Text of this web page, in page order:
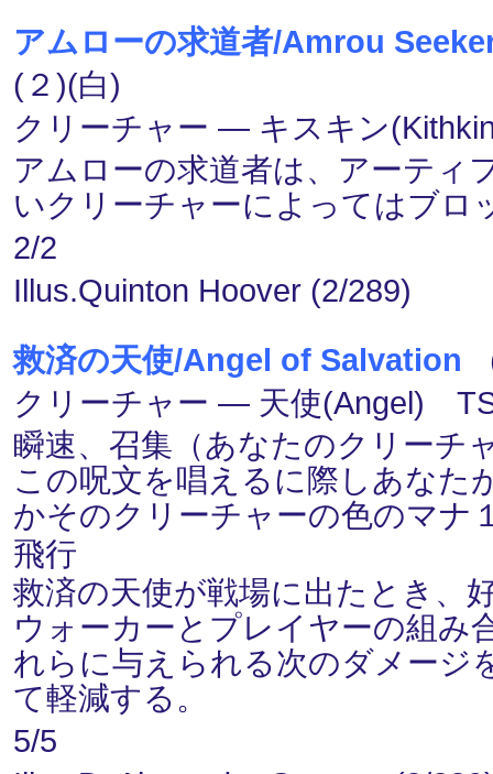
アムローの求道者/Amrou
(２)(白)
クリーチャー ― キスキン
アムローの求道者は、アーティ
いクリーチャーによってはブロ
2/2
Illus.Quinton Hoover (2/289)
救済の天使/Angel of Salvation
クリーチャー ― 天使(Angel)
瞬速、召集（あなたのクリーチ
この呪文を唱えるに際しあなた
かそのクリーチャーの色のマナ
飛行
救済の天使が戦場に出たとき、
ウォーカーとプレイヤーの組み
れらに与えられる次のダメージ
て軽減する。
5/5